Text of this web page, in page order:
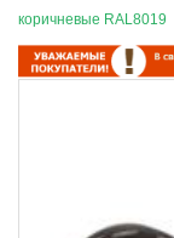
коричневые RAL8019